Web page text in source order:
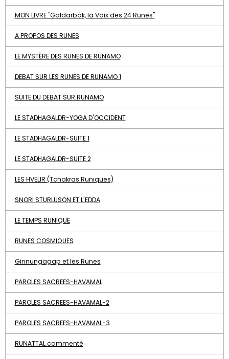
MON LIVRE "Galdarbók, la Voix des 24 Runes"
A PROPOS DES RUNES
LE MYSTÈRE DES RUNES DE RUNAMO
DEBAT SUR LES RUNES DE RUNAMO 1
SUITE DU DEBAT SUR RUNAMO
LE STADHAGALDR-YOGA D'OCCIDENT
LE STADHAGALDR-SUITE 1
LE STADHAGALDR-SUITE 2
LES HVELIR (Tchakras Runiques)
SNORI STURLUSON ET L'EDDA
LE TEMPS RUNIQUE
RUNES COSMIQUES
Ginnungagap et les Runes
PAROLES SACREES-HAVAMAL
PAROLES SACREES-HAVAMAL-2
PAROLES SACREES-HAVAMAL-3
RUNATTAL commenté